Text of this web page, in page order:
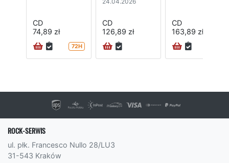
CD
74,89 zł
72H
CD
126,89 zł
CD
163,89 zł
ROCK-SERWIS
ul. płk. Francesco Nullo 28/LU3
31-543 Kraków